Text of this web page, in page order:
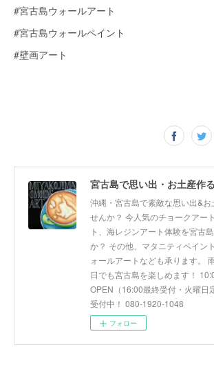
#宮古島ウォールアート
#宮古島ウォールペイント
#壁画アート
沖縄・宮古島で素敵な思い出&お
せんか？ 今人気のチョークアー
ト、海レジンアート体験を宮古
か？ その他、マタニティペイン
ォールアートなども承ります。
日でも宮古島を楽しめます！
OPEN（16:00最終受付・火曜日
受付中！ 080-1920-1048
フォロー